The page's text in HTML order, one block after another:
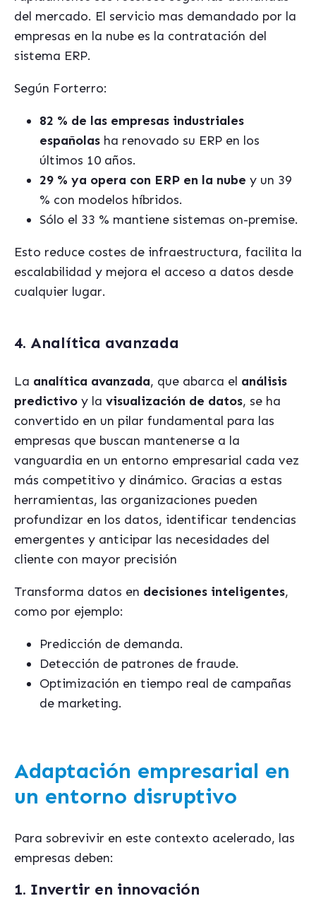
del mercado. El servicio mas demandado por la
empresas en la nube es la contratación del
sistema ERP.
Según Forterro:
82 % de las empresas industriales
españolas ha renovado su ERP en los
últimos 10 años.
29 % ya opera con ERP en la nube y un 39
% con modelos híbridos.
Sólo el 33 % mantiene sistemas on-premise.
Esto reduce costes de infraestructura, facilita la
escalabilidad y mejora el acceso a datos desde
cualquier lugar.
4. Analítica avanzada
La analítica avanzada, que abarca el análisis
predictivo y la visualización de datos, se ha
convertido en un pilar fundamental para las
empresas que buscan mantenerse a la
vanguardia en un entorno empresarial cada vez
más competitivo y dinámico. Gracias a estas
herramientas, las organizaciones pueden
profundizar en los datos, identificar tendencias
emergentes y anticipar las necesidades del
cliente con mayor precisión
Transforma datos en decisiones inteligentes,
como por ejemplo:
Predicción de demanda.
Detección de patrones de fraude.
Optimización en tiempo real de campañas
de marketing.
Adaptación empresarial en
un entorno disruptivo
Para sobrevivir en este contexto acelerado, las
empresas deben:
1. Invertir en innovación